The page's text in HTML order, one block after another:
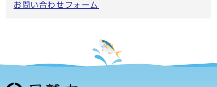
お問い合わせフォーム